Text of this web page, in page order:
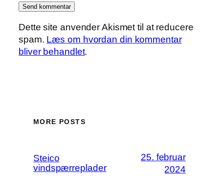
Dette site anvender Akismet til at reducere
spam. Læs om hvordan din kommentar
bliver behandlet.
MORE POSTS
Steico
vindspærreplader
25. februar
2024